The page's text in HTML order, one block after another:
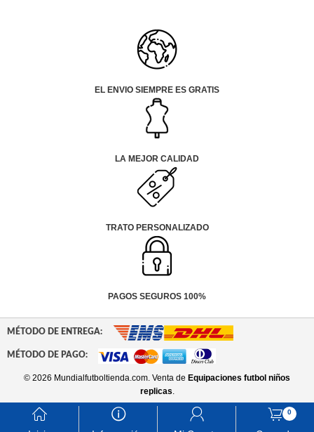
EL ENVIO SIEMPRE ES GRATIS
LA MEJOR CALIDAD
TRATO PERSONALIZADO
PAGOS SEGUROS 100%
󰃱 󰈢 󰃳 0
󰃦
MÉTODO DE ENTREGA:
MÉTODO DE PAGO:
© 2026 Mundialfutboltienda.com. Venta de Equipaciones futbol niños
replicas.